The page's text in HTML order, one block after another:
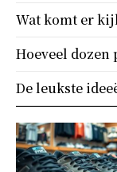
Wat komt er
Hoeveel dozen
De leukste